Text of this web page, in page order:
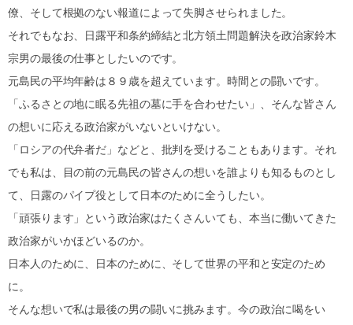
僚、そして根拠のない報道によって失脚させられました。
それでもなお、日露平和条約締結と北方領土問題解決を政治家鈴木
宗男の最後の仕事としたいのです。
元島民の平均年齢は８９歳を超えています。時間との闘いです。
「ふるさとの地に眠る先祖の墓に手を合わせたい」、そんな皆さん
の想いに応える政治家がいないといけない。
「ロシアの代弁者だ」などと、批判を受けることもあります。それ
でも私は、目の前の元島民の皆さんの想いを誰よりも知るものとし
て、日露のパイプ役として日本のために全うしたい。
「頑張ります」という政治家はたくさんいても、本当に働いてきた
政治家がいかほどいるのか。
日本人のために、日本のために、そして世界の平和と安定のため
に。
そんな想いで私は最後の男の闘いに挑みます。今の政治に喝をい